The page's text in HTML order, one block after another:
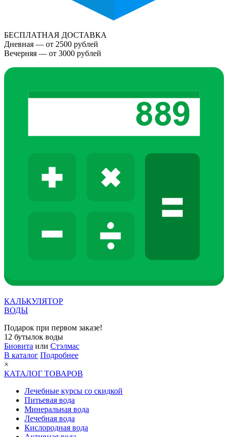
БЕСПЛАТНАЯ ДОСТАВКА
Дневная — от 2500 рублей
Вечерняя — от 3000 рублей
КАЛЬКУЛЯТОР
ВОДЫ
Подарок при первом заказе!
12 бутылок воды
Биовита или Стэлмас
В каталог Подробнее
×
КАТАЛОГ ТОВАРОВ
Лечебные курсы со скидкой
Питьевая вода
Минеральная вода
Лечебная вода
Кислородная вода